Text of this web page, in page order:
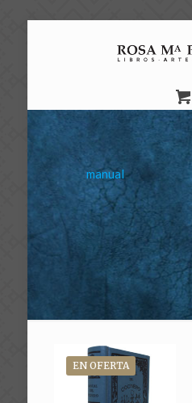
manual
EN OFERTA